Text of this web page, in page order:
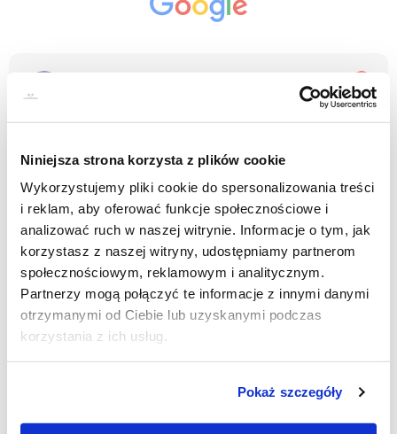
Niniejsza strona korzysta z plików cookie
Wykorzystujemy pliki cookie do spersonalizowania treści
i reklam, aby oferować funkcje społecznościowe i
analizować ruch w naszej witrynie. Informacje o tym, jak
korzystasz z naszej witryny, udostępniamy partnerom
społecznościowym, reklamowym i analitycznym.
Partnerzy mogą połączyć te informacje z innymi danymi
otrzymanymi od Ciebie lub uzyskanymi podczas
korzystania z ich usług.
Pokaż szczegóły
Polecam współpracę z Panem Robertem🙂
Potwierdzono przez: Trustindex